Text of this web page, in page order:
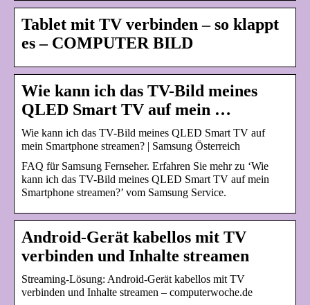
Tablet mit TV verbinden – so klappt
es – COMPUTER BILD
Wie kann ich das TV-Bild meines
QLED Smart TV auf mein …
Wie kann ich das TV-Bild meines QLED Smart TV auf
mein Smartphone streamen? | Samsung Österreich
FAQ für Samsung Fernseher. Erfahren Sie mehr zu ‘Wie
kann ich das TV-Bild meines QLED Smart TV auf mein
Smartphone streamen?’ vom Samsung Service.
Android-Gerät kabellos mit TV
verbinden und Inhalte streamen
Streaming-Lösung: Android-Gerät kabellos mit TV
verbinden und Inhalte streamen – computerwoche.de